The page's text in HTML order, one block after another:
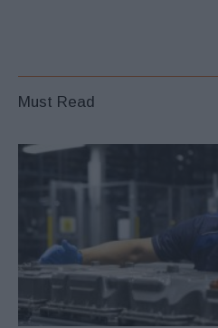
Must Read